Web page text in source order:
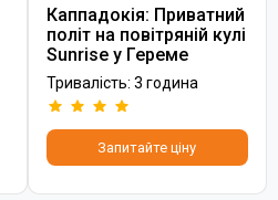
Каппадокія: Приватний
політ на повітряній кулі
Sunrise у Гереме
Тривалість: 3 година
Запитайте ціну